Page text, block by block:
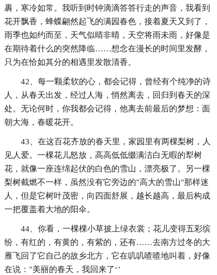
裹，寒冷如常。我听到时钟滴滴答答行走的声音，我看到
花开飘香，蜂蝶翩然起飞的满园春色，接着夏天又到了，
雨季也如约而至，天气似晴非晴，天空将雨未雨，好像是
在期待着什么的突然降临……想念在漫长的时间里发酵，
只为在恰如其分的相遇里发散清香。
42、每一颗柔软的心，都会记得，曾经有个纯净的诗
人，从春天出发，经过人海，悄然离去，回归到春天的深
处。无论何时，你我都会记得，他离去前最后的梦想：面
朝大海，春暖花开。
43、在这百花齐放的春天里，家园里有两棵梨树，人
见人爱。一棵花儿怒放，高高低低缀满洁白无暇的犁树
花，就像一座连绵起伏的白色的雪山，漂亮极了。另一棵
梨树截燃不一样，虽然没有它旁边的"高大的雪山"那样迷
人，但是它树叶茂密，向四面舒展，越长越高，最后构成
一把覆盖着大地的阳伞。
44、你看，一棵棵小草披上绿衣裳；花儿变得五彩缤
纷，有红的，有黄的，有紫的，还有……去南方过冬的大
雁飞回了它自己的故乡北方，它在叽叽喳喳地叫着，好像
在说："美丽的春天，我回来了‘’